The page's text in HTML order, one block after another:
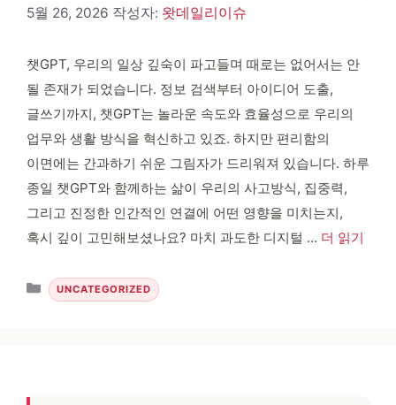
5월 26, 2026 작성자: 왓데일리이슈
챗GPT, 우리의 일상 깊숙이 파고들며 때로는 없어서는 안
될 존재가 되었습니다. 정보 검색부터 아이디어 도출,
글쓰기까지, 챗GPT는 놀라운 속도와 효율성으로 우리의
업무와 생활 방식을 혁신하고 있죠. 하지만 편리함의
이면에는 간과하기 쉬운 그림자가 드리워져 있습니다. 하루
종일 챗GPT와 함께하는 삶이 우리의 사고방식, 집중력,
그리고 진정한 인간적인 연결에 어떤 영향을 미치는지,
혹시 깊이 고민해보셨나요? 마치 과도한 디지털 … 더 읽기
카테고리
UNCATEGORIZED